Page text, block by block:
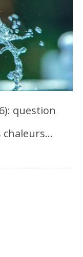
question
chaleurs…